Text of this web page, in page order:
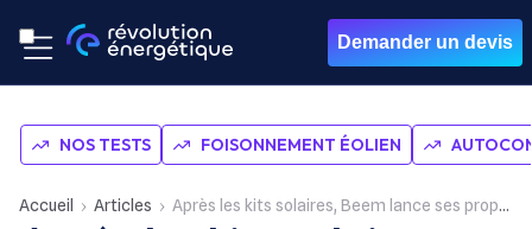
Demander un devis
NOS TESTS FOISONNEMENT ÉOLIEN
Accueil Articles Après les kits solaires, Beem lance ses propres batteries domestiques